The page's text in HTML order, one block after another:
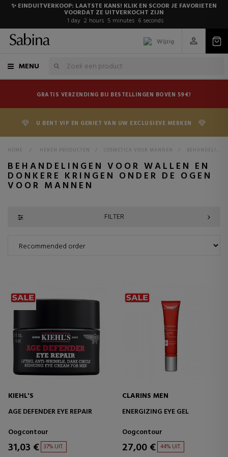
✨ EINDUITVERKOOP: LAATSTE KANS! KLIK EN SCOOR JE FAVORIETEN
VOORDAT ZE UITVERKOCHT ZIJN
1 day 2 hours 5 minutes 6 seconds
Wijzig
MENU
GRATIS VERZENDING BIJ BESTELLINGEN BOVEN 59€!
U BENT VIP EN GENIET VAN UW EXCLUSIEVE MERKEN
HOME > HEREN PRODUCTEN > COSMETICA VOOR MANNEN > BEHANDELINGEN VOOR MANNEN
BEHANDELINGEN VOOR WALLEN EN
DONKERE KRINGEN ONDER DE OGEN
VOOR MANNEN
FILTER
KIEHL'S
AGE DEFENDER EYE REPAIR
Oogcontour
31,03 € 37% UIT.
CLARINS MEN
ENERGIZING EYE GEL
Oogcontour
27,00 € 44% UIT.